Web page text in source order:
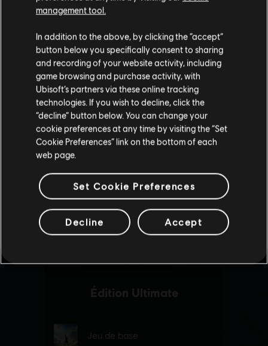
Si vous souhaitez faire un achat, veuillez vous
rendre sur votre Store local.
Rester sur le store actuel
Mettre à jour votre localisation
management tool.
In addition to the above, by clicking the “accept”
button below you specifically consent to sharing
and recording of your website activity, including
game browsing and purchase activity, with
Ubisoft’s partners via these online tracking
technologies. If you wish to decline, click the
“decline” button below. You can change your
cookie preferences at any time by visiting the “Set
Cookie Preferences” link on the bottom of each
web page.
Set Cookie Preferences
Decline Accept